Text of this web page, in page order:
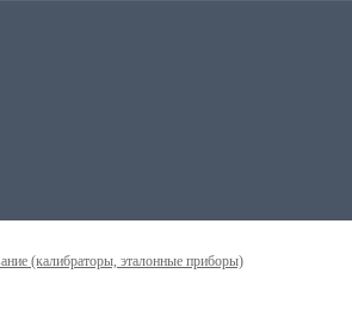
(калибраторы, эталонные приборы)